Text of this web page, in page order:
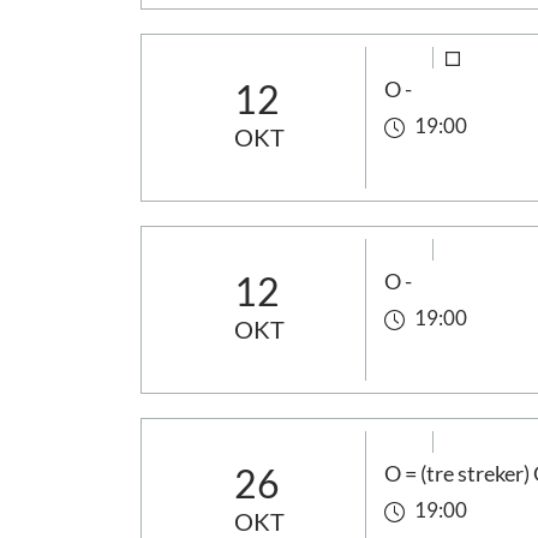
12
OKT
O -
19:00
12
OKT
O -
19:00
26
OKT
O = (tre streker)
19:00